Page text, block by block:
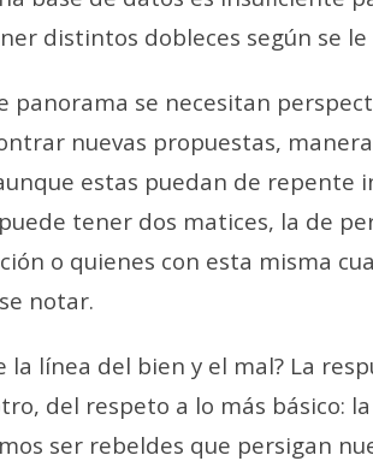
distintos dobleces según se
panorama se necesitan
nuevas propuestas,
estas puedan de repente
tener dos matices, la de
o quienes con esta misma
notar.
la línea del bien y el mal? La
del respeto a lo más básico:
ser rebeldes que persigan